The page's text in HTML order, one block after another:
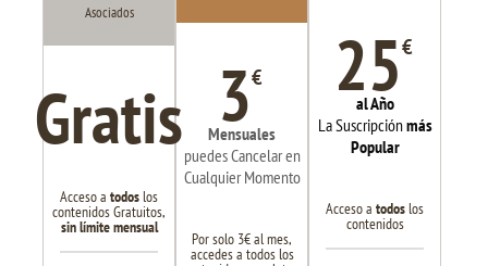
Asociados
Gratis
Acceso atodoslos
contenidos Gratuitos,
sin límite mensual
3€
Mensuales
puedes Cancelar en
Cualquier Momento
Por solo 3€ al mes,
accedes a todos los
25€
al Año
La Suscripciónmás
Popular
Acceso atodoslos
contenidos